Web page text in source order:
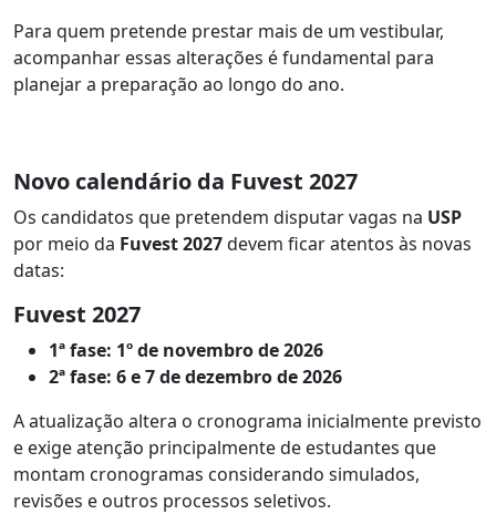
Para quem pretende prestar mais de um vestibular,
acompanhar essas alterações é fundamental para
planejar a preparação ao longo do ano.
Novo calendário da Fuvest 2027
Os candidatos que pretendem disputar vagas na USP
por meio da Fuvest 2027devem ficar atentos às novas
datas:
Fuvest 2027
1ª fase: 1º de novembro de 2026
2ª fase: 6 e 7 de dezembro de 2026
A atualização altera o cronograma inicialmente previsto
e exige atenção principalmente de estudantes que
montam cronogramas considerando simulados,
revisões e outros processos seletivos.